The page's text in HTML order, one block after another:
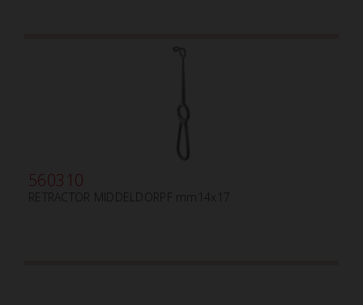
560310
RETRACTOR MIDDELDORPF mm14x17